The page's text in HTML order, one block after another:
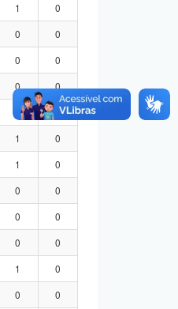
1
0
0
0
0
0
0
0
0
1
0
1
0
0
0
0
0
0
0
1
0
0
0